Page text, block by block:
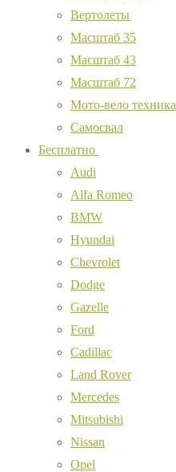
Вертолеты
Масштаб 35
Масштаб 43
Масштаб 72
Мото-вело техника
Самосвал
Бесплатно
Audi
Alfa Romeo
BMW
Hyundai
Chevrolet
Dodge
Gazelle
Ford
Cadillac
Land Rover
Mercedes
Mitsubishi
Nissan
Opel